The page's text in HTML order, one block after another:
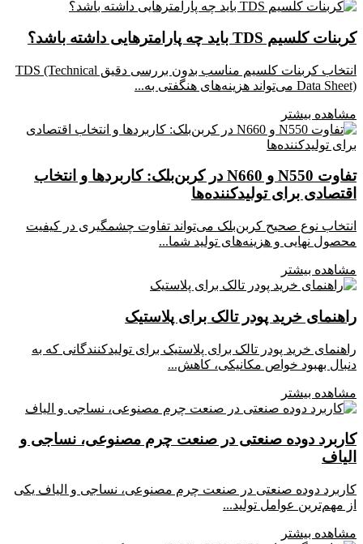
کربنات کلسیم TDS باید چه پارامترهایی داشته باشد؟
انتخاب کربنات کلسیم مناسب بدون بررسی دقیق TDS (Technical
Data Sheet) می‌تواند هزینه‌های هنگفتی به...
مشاهده بیشتر
تفاوت N550 و N660 در کربن‌بلک: کاربردها و انتخاب
اقتصادی برای تولیدکننده‌ها
انتخاب نوع صحیح کربن‌بلک می‌تواند تفاوت چشمگیری در کیفیت
محصول نهایی و هزینه‌های تولید شما...
مشاهده بیشتر
راهنمای خرید پودر تالک برای پلاستیک
راهنمای خرید پودر تالک برای پلاستیک برای تولیدکنندگانی که به
دنبال بهبود خواص مکانیکی، کاهش...
مشاهده بیشتر
کاربرد دوده صنعتی در صنعت چرم مصنوعی، نساجی و
الیاف
کاربرد دوده صنعتی در صنعت چرم مصنوعی، نساجی و الیاف یکی
از مهم‌ترین عوامل تولید...
مشاهده بیشتر